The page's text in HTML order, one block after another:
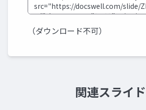
（ダウンロード不可）
関連スライド